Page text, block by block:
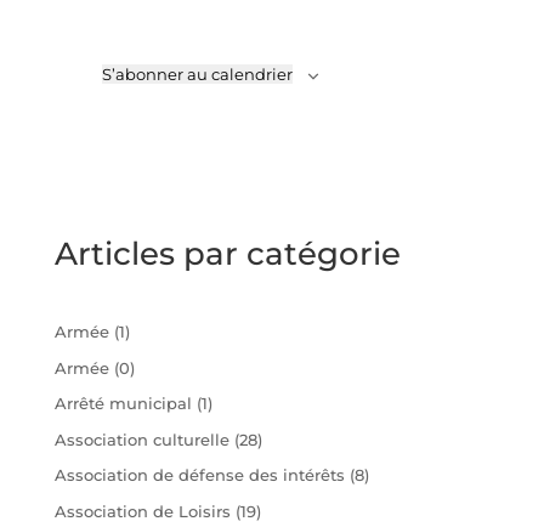
S’abonner au calendrier
Articles par catégorie
Armée(1)
Armée(0)
Arrêté municipal (1)
Association culturelle(28)
Association de défense des intérêts (8)
Association de Loisirs (19)